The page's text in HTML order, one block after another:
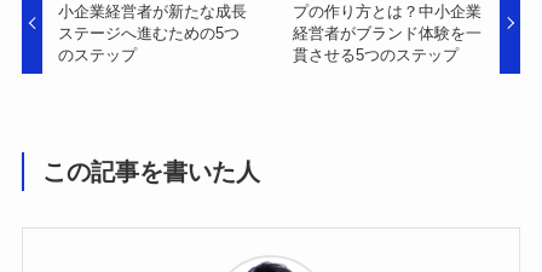
小企業経営者が新たな成長
ステージへ進むための5つ
のステップ
プの作り方とは？中小企業
経営者がブランド体験を一
貫させる5つのステップ
この記事を書いた人